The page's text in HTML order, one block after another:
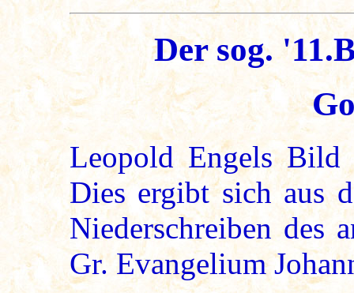
Der sog.
Leopold Engels
Dies ergibt sich aus
Niederschreiben des
Gr. Evangelium